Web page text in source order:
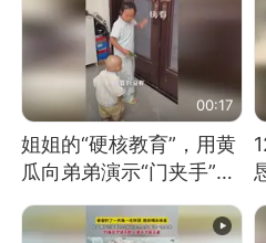
00:17
姐姐的“硬核教育”，用黄
瓜向弟弟演示“门夹手”，
网友：果然言传不如身
教！